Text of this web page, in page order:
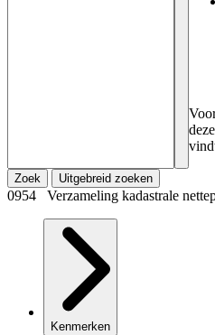
Zoek Uitgebreid zoeken
0954 Verzameling kadastrale
Kenmerken